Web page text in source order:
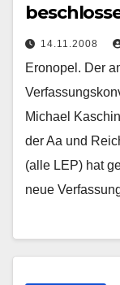
14.11.2008
Eronopel. Der
Michael
der Aa und
(alle LEP) hat
neue